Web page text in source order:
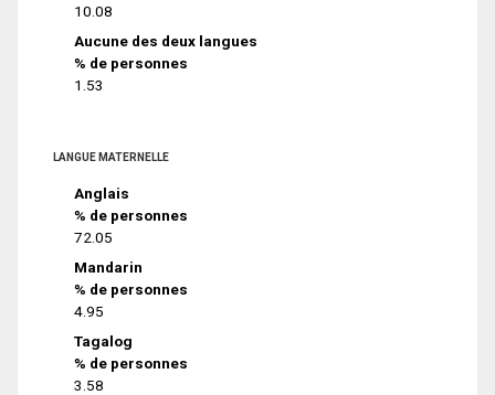
10.08
Aucune des deux langues
% de personnes
1.53
LANGUE MATERNELLE
Anglais
% de personnes
72.05
Mandarin
% de personnes
4.95
Tagalog
% de personnes
3.58